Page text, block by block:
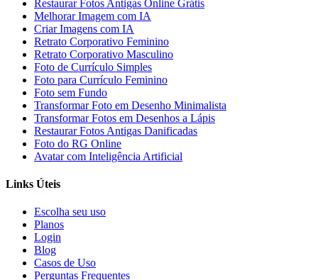
Restaurar Fotos Antigas Online Grátis
Melhorar Imagem com IA
Criar Imagens com IA
Retrato Corporativo Feminino
Retrato Corporativo Masculino
Foto de Currículo Simples
Foto para Currículo Feminino
Foto sem Fundo
Transformar Foto em Desenho Minimalista
Transformar Fotos em Desenhos a Lápis
Restaurar Fotos Antigas Danificadas
Foto do RG Online
Avatar com Inteligência Artificial
Links Úteis
Escolha seu uso
Planos
Login
Blog
Casos de Uso
Perguntas Frequentes